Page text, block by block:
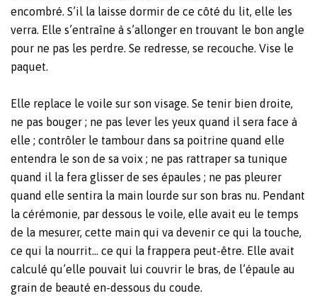
encombré. S’il la laisse dormir de ce côté du lit, elle les
verra. Elle s’entraîne à s’allonger en trouvant le bon angle
pour ne pas les perdre. Se redresse, se recouche. Vise le
paquet.
Elle replace le voile sur son visage. Se tenir bien droite,
ne pas bouger ; ne pas lever les yeux quand il sera face à
elle ; contrôler le tambour dans sa poitrine quand elle
entendra le son de sa voix ; ne pas rattraper sa tunique
quand il la fera glisser de ses épaules ; ne pas pleurer
quand elle sentira la main lourde sur son bras nu. Pendant
la cérémonie, par dessous le voile, elle avait eu le temps
de la mesurer, cette main qui va devenir ce qui la touche,
ce qui la nourrit… ce qui la frappera peut-être. Elle avait
calculé qu’elle pouvait lui couvrir le bras, de l’épaule au
grain de beauté en-dessous du coude.